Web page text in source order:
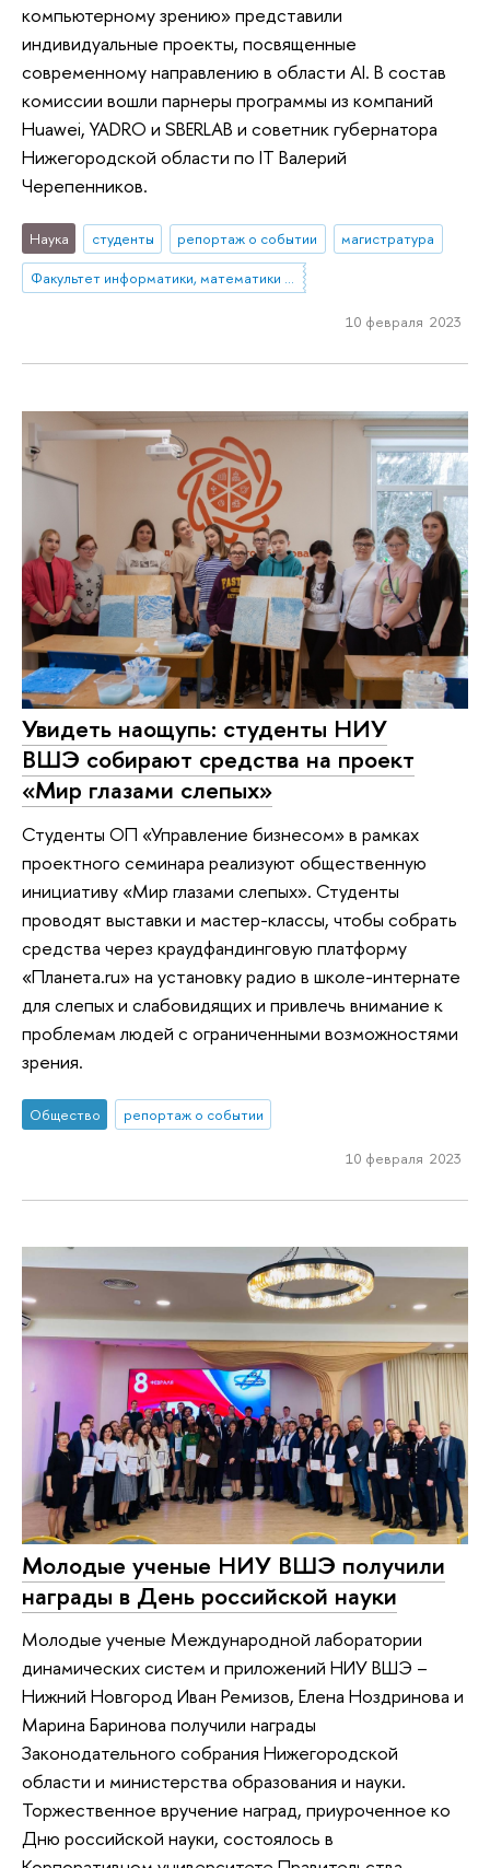
компьютерному зрению» представили
индивидуальные проекты, посвященные
современному направлению в области AI. В состав
комиссии вошли парнеры программы из компаний
Huawei, YADRO и SBERLAB и советник губернатора
Нижегородской области по IT Валерий
Черепенников.
Наука студенты репортаж о событии
магистратура
Факультет информатики, математики и компьютерных наук (Нижний Новгород)
10 февраля 2023
Увидеть наощупь: студенты НИУ
ВШЭ собирают средства на проект
«Мир глазами слепых»
Студенты ОП «Управление бизнесом» в рамках
проектного семинара реализуют общественную
инициативу «Мир глазами слепых». Студенты
проводят выставки и мастер-классы, чтобы собрать
средства через краудфандинговую платформу
«Планета.ru» на установку радио в школе-интернате
для слепых и слабовидящих и привлечь внимание к
проблемам людей с ограниченными возможностями
зрения.
Общество репортаж о событии
10 февраля 2023
Молодые ученые НИУ ВШЭ получили
награды в День российской науки
Молодые ученые Международной лаборатории
динамических систем и приложений НИУ ВШЭ –
Нижний Новгород Иван Ремизов, Елена Ноздринова и
Марина Баринова получили награды
Законодательного собрания Нижегородской
области и министерства образования и науки.
Торжественное вручение наград, приуроченное ко
Дню российской науки, состоялось в